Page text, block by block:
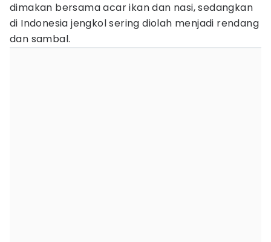
dimakan bersama acar ikan dan nasi, sedangkan
di Indonesia jengkol sering diolah menjadi rendang
dan sambal.